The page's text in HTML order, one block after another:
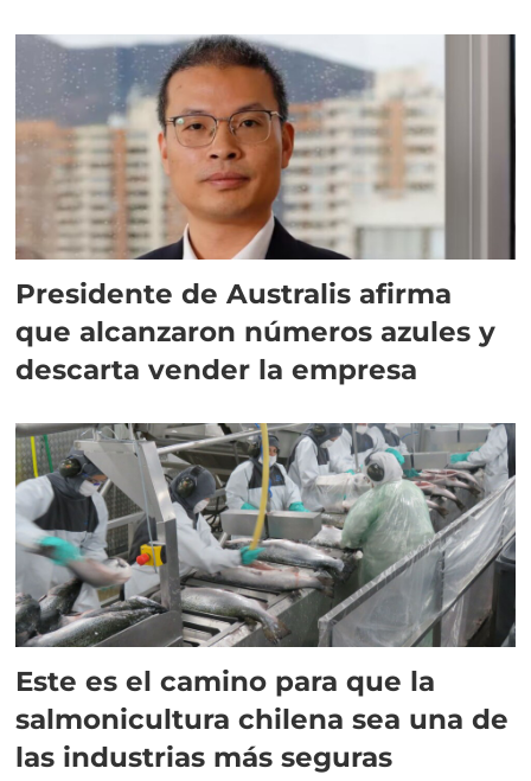
Presidente de Australis afirma
que alcanzaron números azules y
descarta vender la empresa
Este es el camino para que la
salmonicultura chilena sea una de
las industrias más seguras